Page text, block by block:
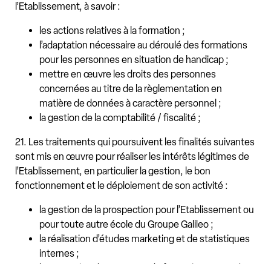
l’Etablissement, à savoir :
les actions relatives à la formation ;
l’adaptation nécessaire au déroulé des formations
pour les personnes en situation de handicap ;
mettre en œuvre les droits des personnes
concernées au titre de la règlementation en
matière de données à caractère personnel ;
la gestion de la comptabilité / fiscalité ;
21. Les traitements qui poursuivent les finalités suivantes
sont mis en œuvre pour réaliser les intérêts légitimes de
l’Etablissement, en particulier la gestion, le bon
fonctionnement et le déploiement de son activité :
la gestion de la prospection pour l’Etablissement ou
pour toute autre école du Groupe Galileo ;
la réalisation d’études marketing et de statistiques
internes ;